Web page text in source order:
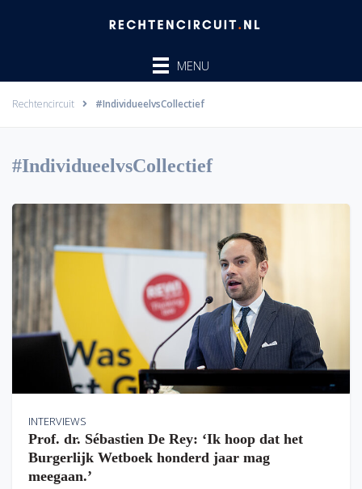
MENU
Rechtencircuit #IndividueelvsCollectief
#IndividueelvsCollectief
INTERVIEWS
Prof. dr. Sébastien De Rey: ‘Ik hoop dat het
Burgerlijk Wetboek honderd jaar mag
meegaan.’